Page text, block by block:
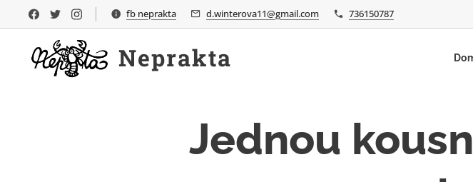
fb neprakta d.winterova11@gmail.com 736150787
Neprakta
Jednou